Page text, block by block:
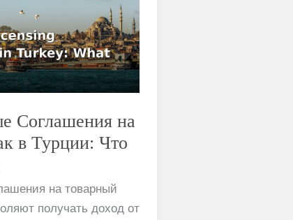
Соглашения на
в Турции: Что
на товарный
получать доход от